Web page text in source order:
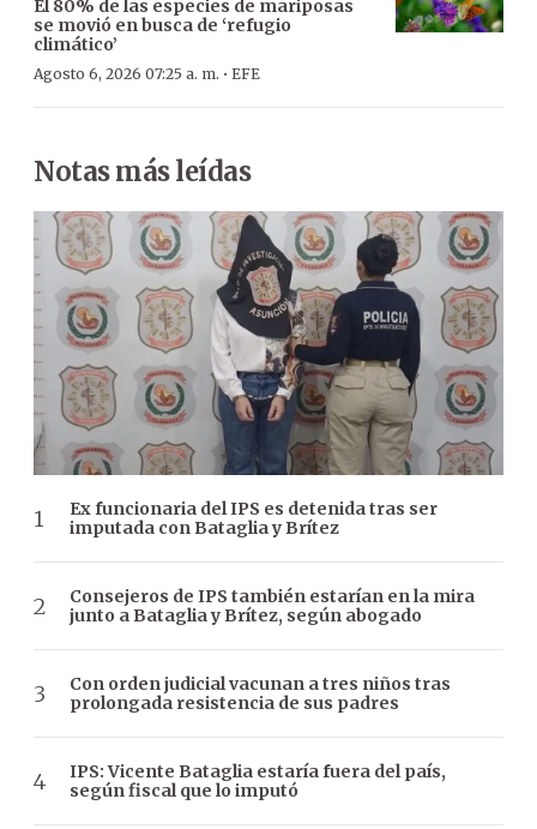
El 80% de las especies de mariposas
se movió en busca de ‘refugio
climático’
Agosto 6, 2026 07:25 a. m. · EFE
Notas más leídas
Ex funcionaria del IPS es detenida tras ser
imputada con Bataglia y Brítez
Consejeros de IPS también estarían en la mira
junto a Bataglia y Brítez, según abogado
Con orden judicial vacunan a tres niños tras
prolongada resistencia de sus padres
IPS: Vicente Bataglia estaría fuera del país,
según fiscal que lo imputó